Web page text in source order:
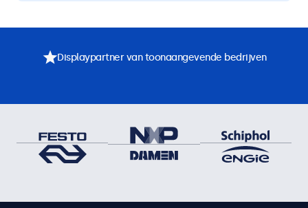
Displaypartner van toonaangevende bedrijven